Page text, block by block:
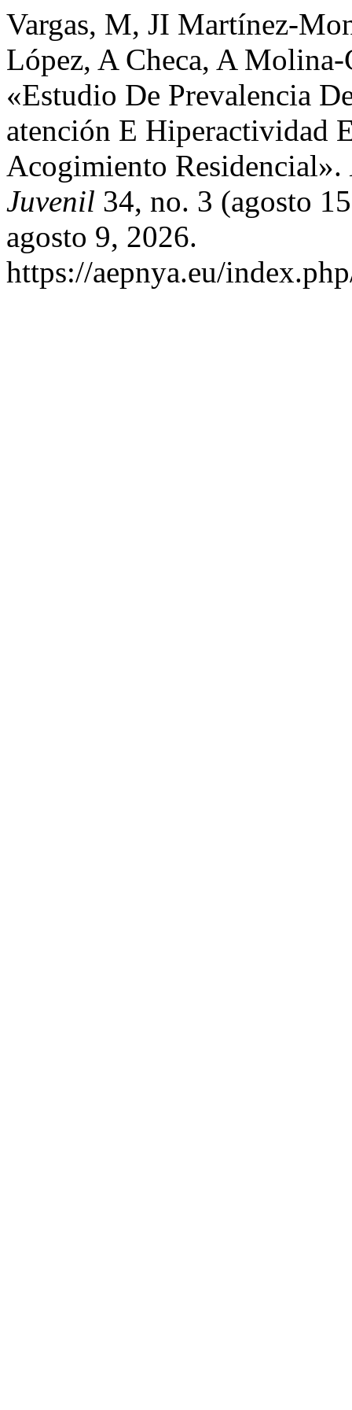
Vargas, M, JI Martínez-
López, A Checa, A
«Estudio De Prevalencia
atención E Hiperactividad
Acogimiento Residencial».
Juvenil 34, no. 3 (agosto
agosto 9, 2026.
https://aepnya.eu/